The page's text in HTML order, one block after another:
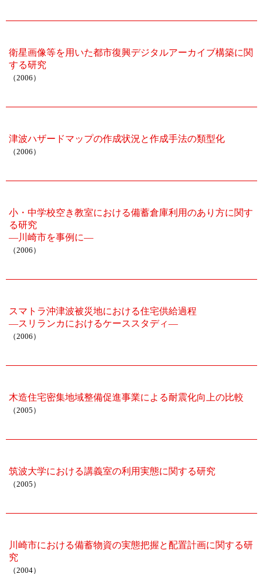
衛星画像等を用いた都市復興デジタルアーカイブ構築に関
する研究
（2006）
津波ハザードマップの作成状況と作成手法の類型化
（2006）
小・中学校空き教室における備蓄倉庫利用のあり方に関す
る研究
―川崎市を事例に―
（2006）
スマトラ沖津波被災地における住宅供給過程
―スリランカにおけるケーススタディ―
（2006）
木造住宅密集地域整備促進事業による耐震化向上の比較
（2005）
筑波大学における講義室の利用実態に関する研究
（2005）
川崎市における備蓄物資の実態把握と配置計画に関する研
究
（2004）